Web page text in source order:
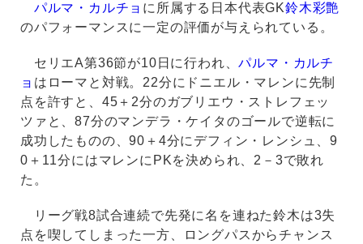
パルマ・カルチョ に所属する日本代表GK鈴木彩艶
のパフォーマンスに一定の評価が与えられている。
セリエA第36節が10日に行われ、パルマ・カルチ
ョ はローマと対戦。22分にドニエル・マレンに先制
点を許すと、45＋2分のガブリエウ・ストレフェッ
ツァと、87分のマンデラ・ケイタのゴールで逆転に
成功したものの、90＋4分にデフィン・レンシュ、9
0＋11分にはマレンにPKを決められ、2－3で敗れ
た。
リーグ戦8試合連続で先発に名を連ねた鈴木は3失
点を喫してしまった一方、ロングパスからチャンス